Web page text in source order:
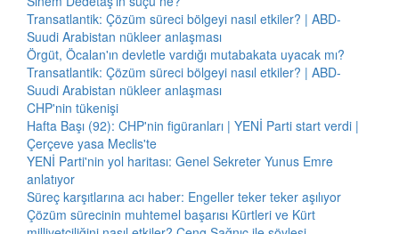
Transatlantik: Çözüm süreci bölgeyi nasıl etkiler? | ABD-
Suudi Arabistan nükleer anlaşması
Örgüt, Öcalan'ın devletle vardığı mutabakata uyacak mı?
Transatlantik: Çözüm süreci bölgeyi nasıl etkiler? | ABD-
Suudi Arabistan nükleer anlaşması
CHP'nin tükenişi
Hafta Başı (92): CHP'nin figüranları | YENİ Parti start verdi |
Çerçeve yasa Meclis'te
YENİ Parti'nin yol haritası: Genel Sekreter Yunus Emre
anlatıyor
Süreç karşıtlarına acı haber: Engeller teker teker aşılıyor
Çözüm sürecinin muhtemel başarısı Kürtleri ve Kürt